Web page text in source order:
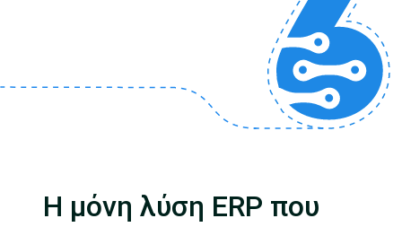
Η μόνη λύση ERP που